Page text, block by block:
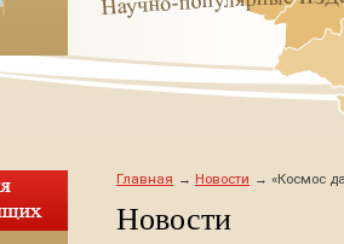
Главная Новости «Космос
Новости